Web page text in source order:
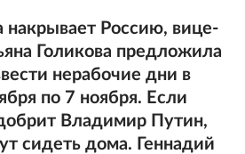
накрывает Россию, вице-
Голикова предложила
нерабочие дни в
по 7 ноября. Если
Владимир Путин,
сидеть дома. Геннадий